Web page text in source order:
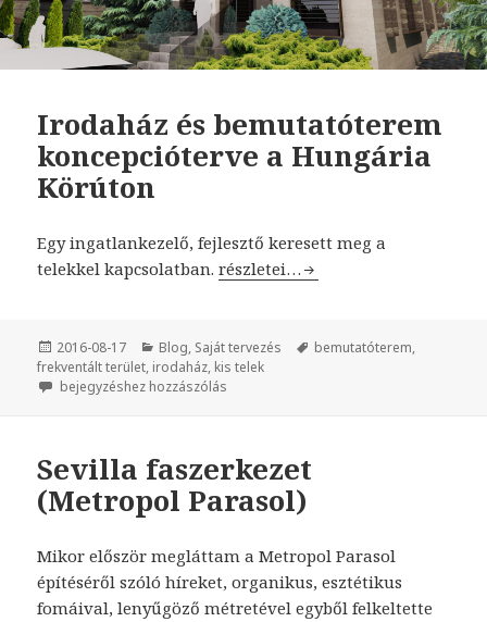
Irodaház és bemutatóterem
koncepcióterve a Hungária
Körúton
Egy ingatlankezelő, fejlesztő keresett meg a
telekkel kapcsolatban.Irodaház és bemutatóterem
részletei…
Közzétéve
2016-08-17 Kategória
Blog, Saját tervezés Címke
bemutatóterem,
frekventált terület, irodaház, kis telek
Irodaház és bemutatóterem koncepcióterve a Hungária Körúton
bejegyzéshez hozzászólás
Sevilla faszerkezet
(Metropol Parasol)
Mikor először megláttam a Metropol Parasol
építéséről szóló híreket, organikus, esztétikus
fomáival, lenyűgöző métretével egyből felkeltette